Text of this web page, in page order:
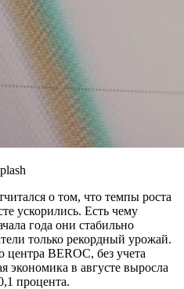
о том, что темпы роста
ускорились. Есть чему
года они стабильно
только рекордный урожай.
центра BEROC, без учета
экономика в августе выросла
процента.